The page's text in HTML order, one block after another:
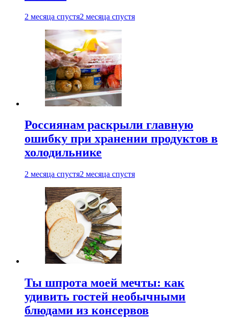
2 месяца спустя2 месяца спустя
Россиянам раскрыли главную
ошибку при хранении продуктов в
холодильнике
2 месяца спустя2 месяца спустя
Ты шпрота моей мечты: как
удивить гостей необычными
блюдами из консервов